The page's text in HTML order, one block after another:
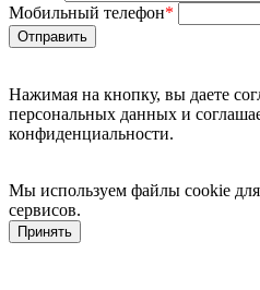
Мобильный телефон*
Нажимая на кнопку, вы даете
персональных данных и
конфиденциальности.
Мы используем файлы cookie
сервисов.
Принять